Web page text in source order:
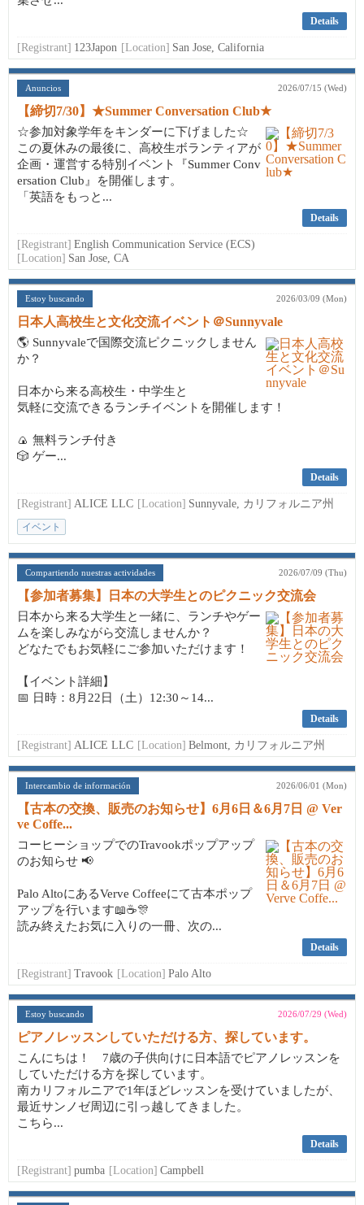
Details
[Registrant] 123Japon [Location] San Jose, California
Anuncios 2026/07/15 (Wed)
【締切7/30】★Summer Conversation Club★
☆参加対象学年をキンダーに下げました☆
この夏休みの最後に、高校生ボランティアが
企画・運営する特別イベント『Summer Conv
ersation Club』を開催します。
「英語をもっと...
Details
[Registrant] English Communication Service (ECS)
[Location] San Jose, CA
Estoy buscando 2026/03/09 (Mon)
日本人高校生と文化交流イベント＠Sunnyvale
🌎 Sunnyvaleで国際交流ピクニックしません
か？
日本から来る高校生・中学生と
気軽に交流できるランチイベントを開催します！
🍙 無料ランチ付き
🎲 ゲー...
Details
[Registrant] ALICE LLC [Location] Sunnyvale, カリフォルニア州
イベント
Compartiendo nuestras actividades 2026/07/09 (Thu)
【参加者募集】日本の大学生とのピクニック交流会
日本から来る大学生と一緒に、ランチやゲー
ムを楽しみながら交流しませんか？
どなたでもお気軽にご参加いただけます！
【イベント詳細】
📅 日時：8月22日（土）12:30～14...
Details
[Registrant] ALICE LLC [Location] Belmont, カリフォルニア州
Intercambio de información 2026/06/01 (Mon)
【古本の交換、販売のお知らせ】6月6日＆6月7日 @ Ver
ve Coffe...
コーヒーショップでのTravookポップアップ
のお知らせ 📢
Palo AltoにあるVerve Coffeeにて古本ポップ
アップを行います📖☕🎊
読み終えたお気に入りの一冊、次の...
Details
[Registrant] Travook [Location] Palo Alto
Estoy buscando 2026/07/29 (Wed)
ピアノレッスンしていただける方、探しています。
こんにちは！ 7歳の子供向けに日本語でピアノレッスンを
していただける方を探しています。
南カリフォルニアで1年ほどレッスンを受けていましたが、
最近サンノゼ周辺に引っ越してきました。
こちら...
Details
[Registrant] pumba [Location] Campbell